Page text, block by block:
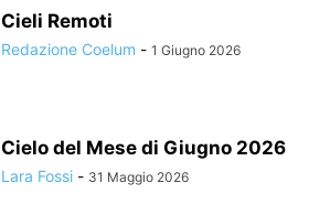
Cieli Remoti
Redazione Coelum - 1 Giugno 2026
Cielo del Mese di Giugno 2026
Lara Fossi - 31 Maggio 2026